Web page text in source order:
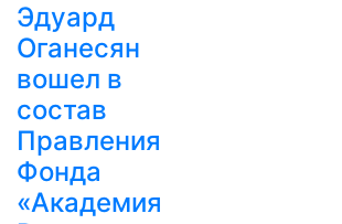
Эдуард
Оганесян
вошел в
состав
Правления
Фонда
«Академия